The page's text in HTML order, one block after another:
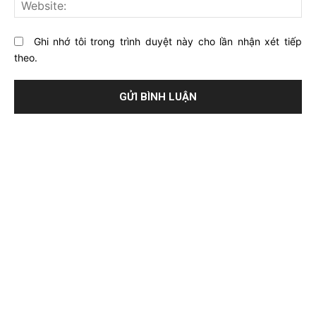
Ghi nhớ tôi trong trình duyệt này cho lần nhận xét tiếp
theo.